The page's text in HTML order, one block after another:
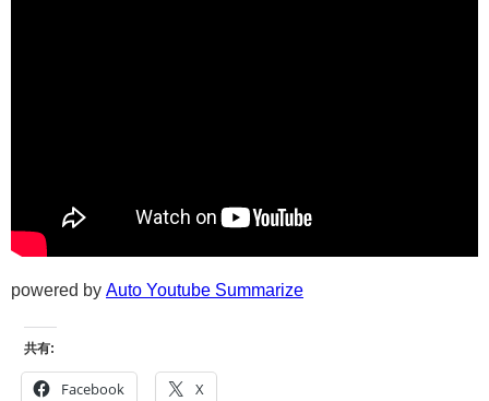
powered by Auto Youtube Summarize
共有:
Facebook X